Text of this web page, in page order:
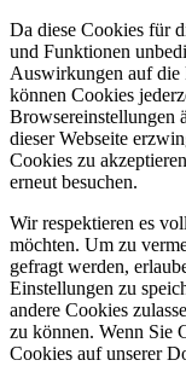
Da diese Cookies für
und Funktionen
Auswirkungen auf die
können Cookies
Browsereinstellungen
dieser Webseite
Cookies zu
erneut besuchen.
Wir respektieren es
möchten. Um zu
gefragt werden,
Einstellungen zu
andere Cookies
zu können. Wenn Sie
Cookies auf unserer